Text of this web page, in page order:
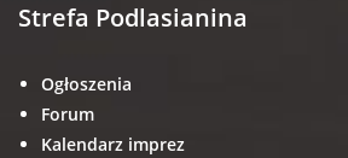
Strefa Podlasianina
Ogłoszenia
Forum
Kalendarz imprez